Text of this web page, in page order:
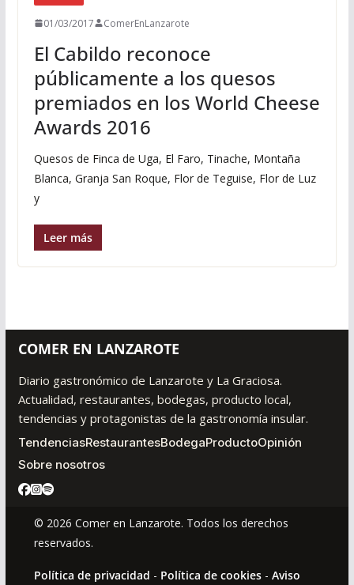
01/03/2017 ComerEnLanzarote
El Cabildo reconoce
públicamente a los quesos
premiados en los World Cheese
Awards 2016
Quesos de Finca de Uga, El Faro, Tinache, Montaña
Blanca, Granja San Roque, Flor de Teguise, Flor de Luz
y
Leer más
COMER EN LANZAROTE
Diario gastronómico de Lanzarote y La Graciosa.
Actualidad, restaurantes, bodegas, producto local,
tendencias y protagonistas de la gastronomía insular.
TendenciasRestaurantesBodegaProductoOpinión
Sobre nosotros
© 2026 Comer en Lanzarote. Todos los derechos
reservados.
Política de privacidad - Política de cookies- Aviso